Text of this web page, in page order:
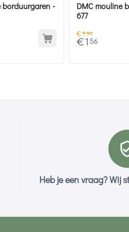
borduurgaren -
DMC mouline
677
€1 95
€1 56
Heb je een vraag? Wij